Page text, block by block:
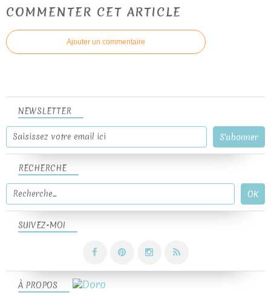
COMMENTER CET ARTICLE
Ajouter un commentaire
NEWSLETTER
SUIVEZ-MOI
RECHERCHE
À PROPOS